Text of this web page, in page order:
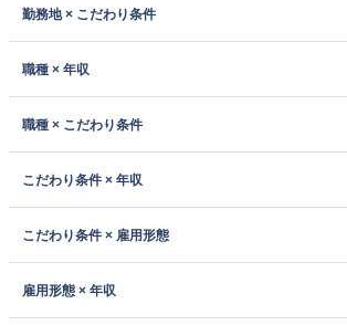
勤務地 × こだわり条件
職種 × 年収
職種 × こだわり条件
こだわり条件 × 年収
こだわり条件 × 雇用形態
雇用形態 × 年収